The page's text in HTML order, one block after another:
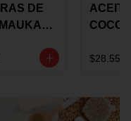
DE
COCO
150G
$28.550